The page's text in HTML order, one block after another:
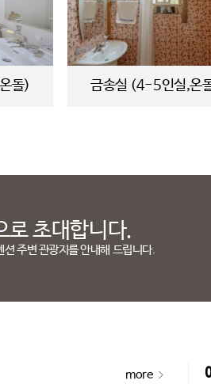
돌) 금송실 (4-5인실,온
로 초대합니다.
션 주변 관광지를 안내해 드립니다.
more